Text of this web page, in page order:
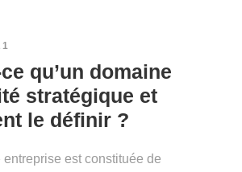
qu’un domaine
stratégique et
le définir ?
entreprise est constituée de